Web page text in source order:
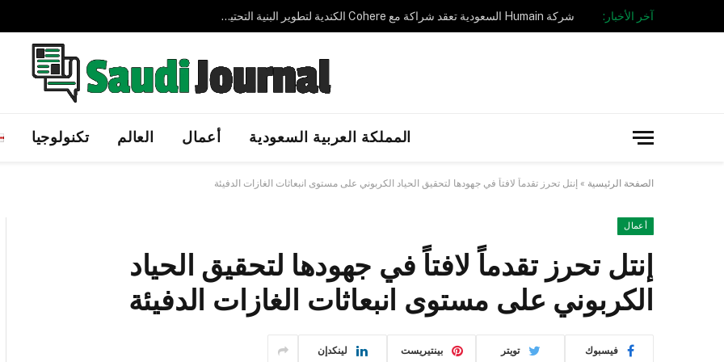
آخر الأخبار: شركة AVELIN AI الإماراتية الناشئة تجمع 3.7 مليون دولار لتوسيع حلول الذكاء الاصطناعي السيادي عالميًا
المملكة العربية السعودية أعمال العالم تكنولوجيا
الصفحة الرئيسية » إنتل تحرز تقدماً لافتاً في جهودها لتحقيق الحياد الكربوني على مستوى انبعاثات الغازات الدفيئة
أعمال
إنتل تحرز تقدماً لافتاً في جهودها لتحقيق الحياد
الكربوني على مستوى انبعاثات الغازات الدفيئة
فيسبوك تويتر بينتيريست لينكدإن